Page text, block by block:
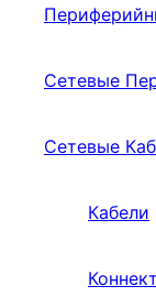
Сетевые
Сетевые
Кабели